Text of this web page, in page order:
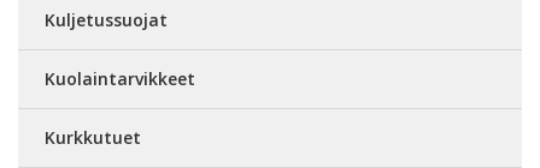
Kuljetussuojat
Kuolaintarvikkeet
Kurkkutuet